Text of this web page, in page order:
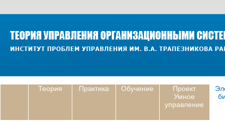
Теория Практика Обучение
Проект
Умное
управление